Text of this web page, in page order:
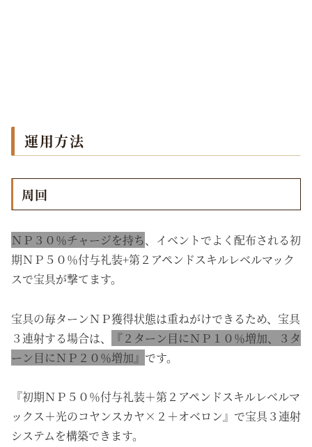
運用方法
周回
ＮＰ３０％チャージを持ち、イベントでよく配布される初
期ＮＰ５０％付与礼装+第２アペンドスキルレベルマック
スで宝具が撃てます。
宝具の毎ターンＮＰ獲得状態は重ねがけできるため、宝具
３連射する場合は、
『２ターン目にＮＰ１０％増加、３タ
ーン目にＮＰ２０％増加』 です。
『初期ＮＰ５０％付与礼装＋第２アペンドスキルレベルマ
ックス＋光のコヤンスカヤ×２＋オベロン』で宝具３連射
システムを構築できます。